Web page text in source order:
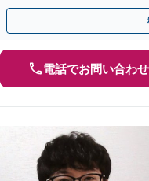
倫相談は初回0円】【札幌全域
電話でお問い合わせ